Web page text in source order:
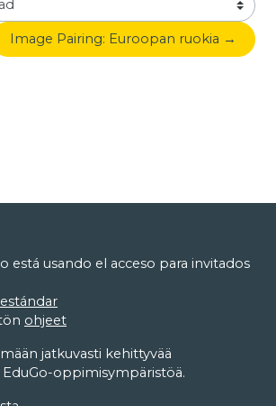
Image Pairing: Euroopan ruokia →
está usando el acceso para invitados
ohjeet
jatkuvasti kehittyvää
oppimisympäristöä.